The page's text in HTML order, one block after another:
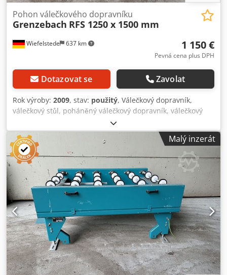
Wiefelstede 637 km
Pohon válečkového dopravníku
Grenzebach RFS 1250 x 1500 mm
1 150 €
Pevná cena plus DPH
Dotazovat se Zavolat
Rok výroby: 2009, stav: použitý, Válečkový dopravník,
válečkový stůl, poháněný válečkový dopravník, válečkový
dopravník Crsdpfxotlzgas Ap Aof -Výrobce: Grenzebach,
válečkový dopravník typu RFS stabilní konstrukce -Hnací
motor: 0,18 kW 76 ot/min. -Mezerní rozměr: 1500 mm -
Délka dopravníku: 1250 mm -Středová vzdálenost: 250 mm
-Rozteč válečků: 250 mm -Válečky: pogumované -Výška
dopravníku: nastavitelná -počet: k dispozici je 1x válečkový
dopravník -Rozměry: 1440/1700/H960 mm -Hmotnost: 265
kg
Malý inzerát